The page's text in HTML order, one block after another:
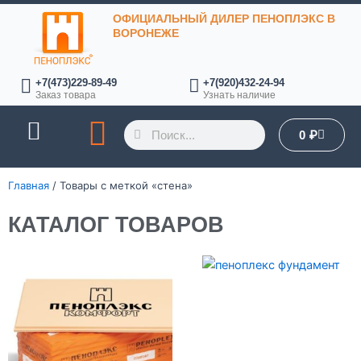
Перейти
содержимому
ОФИЦИАЛЬНЫЙ ДИЛЕР ПЕНОПЛЭКС В
ВОРОНЕЖЕ
+7(473)229-89-49
Заказ товара
+7(920)432-24-94
Узнать наличие
Поиск
Поиск 0 ₽
Главная / Товары с меткой «стена»
КАТАЛОГ ТОВАРОВ
–
827 ₽
товар
имеет
вариаций.
Диапазон
цен:
Этот